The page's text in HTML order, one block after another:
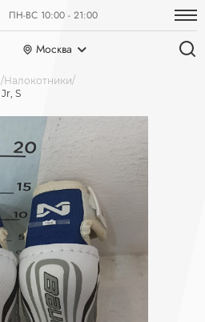
ПН-ВС 10:00 - 21:00
Москва
Налокотники
S